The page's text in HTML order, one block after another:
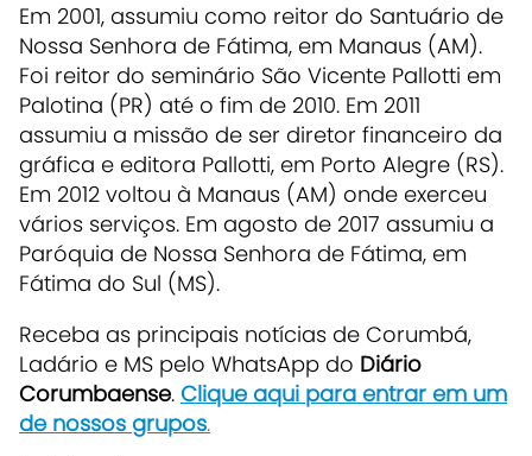
Em 2001, assumiu como reitor do Santuário de
Nossa Senhora de Fátima, em Manaus (AM).
Foi reitor do seminário São Vicente Pallotti em
Palotina (PR) até o fim de 2010. Em 2011
assumiu a missão de ser diretor financeiro da
gráfica e editora Pallotti, em Porto Alegre (RS).
Em 2012 voltou à Manaus (AM) onde exerceu
vários serviços. Em agosto de 2017 assumiu a
Paróquia de Nossa Senhora de Fátima, em
Fátima do Sul (MS).
Receba as principais notícias de Corumbá,
Ladário e MS pelo WhatsApp do Diário
Corumbaense. Clique aqui para entrar em um
de nossos grupos.